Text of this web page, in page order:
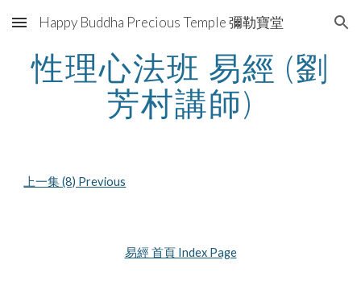
Skip to main content Skip to navigation
Happy Buddha Precious Temple 彌勒寶堂
性理心法班 易經 (劉
芳村講師)
上一集 (8) Previous
易經 首頁 Index Page